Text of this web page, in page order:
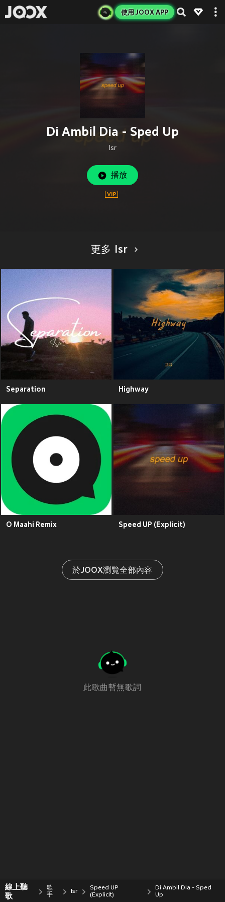
使用 JOOX APP
Di Ambil Dia - Sped Up
Isr
播放
更多 Isr
Separation Highway
O Maahi Remix Speed UP (Explicit)
於JOOX瀏覽全部內容
此歌曲暫無歌詞
線上聽
歌
歌
手
Isr
Speed UP
(Explicit)
Di Ambil Dia - Sped
Up